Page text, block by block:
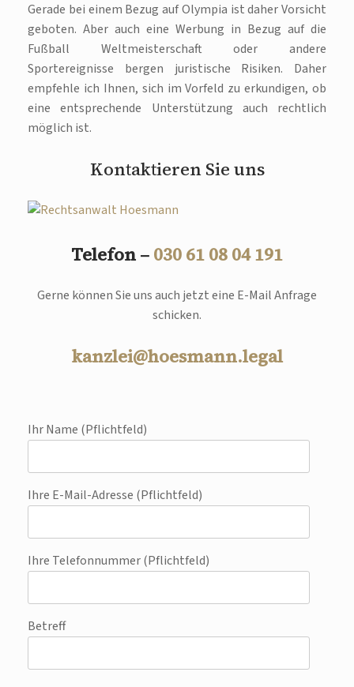
Gerade bei einem Bezug auf Olympia ist daher Vorsicht
geboten. Aber auch eine Werbung in Bezug auf die
Fußball Weltmeisterschaft oder andere
Sportereignisse bergen juristische Risiken. Daher
empfehle ich Ihnen, sich im Vorfeld zu erkundigen, ob
eine entsprechende Unterstützung auch rechtlich
möglich ist.
Kontaktieren Sie uns
Telefon – 030 61 08 04 191
Gerne können Sie uns auch jetzt eine E-Mail Anfrage
schicken.
kanzlei@hoesmann.legal
Ihr Name (Pflichtfeld)
Ihre E-Mail-Adresse (Pflichtfeld)
Ihre Telefonnummer (Pflichtfeld)
Betreff